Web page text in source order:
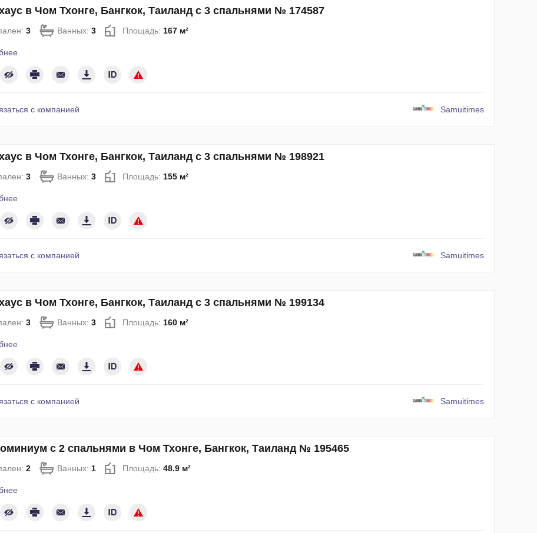
в Чом Тхонге, Бангкок, Таиланд с 3 спальнями № 174587
3 Ванных: 3 Площадь: 167 м²
с компанией Samuitimes
в Чом Тхонге, Бангкок, Таиланд с 3 спальнями № 198921
3 Ванных: 3 Площадь: 155 м²
с компанией Samuitimes
в Чом Тхонге, Бангкок, Таиланд с 3 спальнями № 199134
3 Ванных: 3 Площадь: 160 м²
с компанией Samuitimes
с 2 спальнями в Чом Тхонге, Бангкок, Таиланд № 195465
2 Ванных: 1 Площадь: 48.9 м²